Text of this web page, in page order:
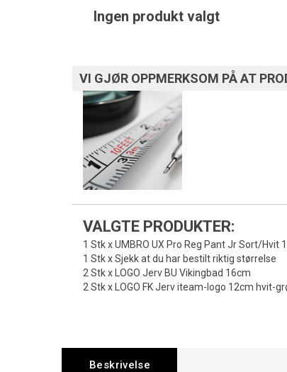
Ingen produkt valgt
VI GJØR OPPMERKSOM PÅ AT
VALGTE PRODUKTER:
1 Stk x UMBRO UX Pro Reg Pant Jr Sort/Hvit
1 Stk x Sjekk at du har bestilt riktig størrelse
2 Stk x LOGO Jerv BU Vikingbad 16cm
2 Stk x LOGO FK Jerv iteam-logo 12cm hvit-
Beskrivelse